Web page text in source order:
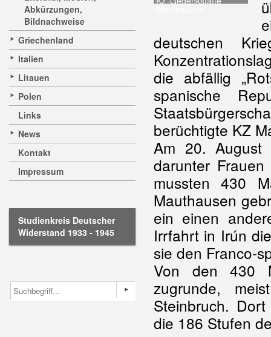
Abkürzungen,
Bildnachweise
Griechenland
Italien
Litauen
Polen
Links
News
Kontakt
Impressum
Studienkreis Deutscher
Widerstand 1933 - 1945
deutschen
die abfällig
spanische
berüchtigte KZ
Am 20. August
darunter
mussten 430
Mauthausen
ein einen
Irrfahrt in Irún
sie den Franco-
Von den 430
zugrunde,
Steinbruch.
die 186 Stufen